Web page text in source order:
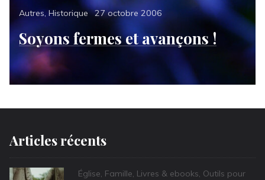
Categories
Autres,Historique Posted
27 octobre 2006
Soyons fermes et avançons !
Articles récents
Categories
Église, Famille, Livres & ebooks, Outils pour